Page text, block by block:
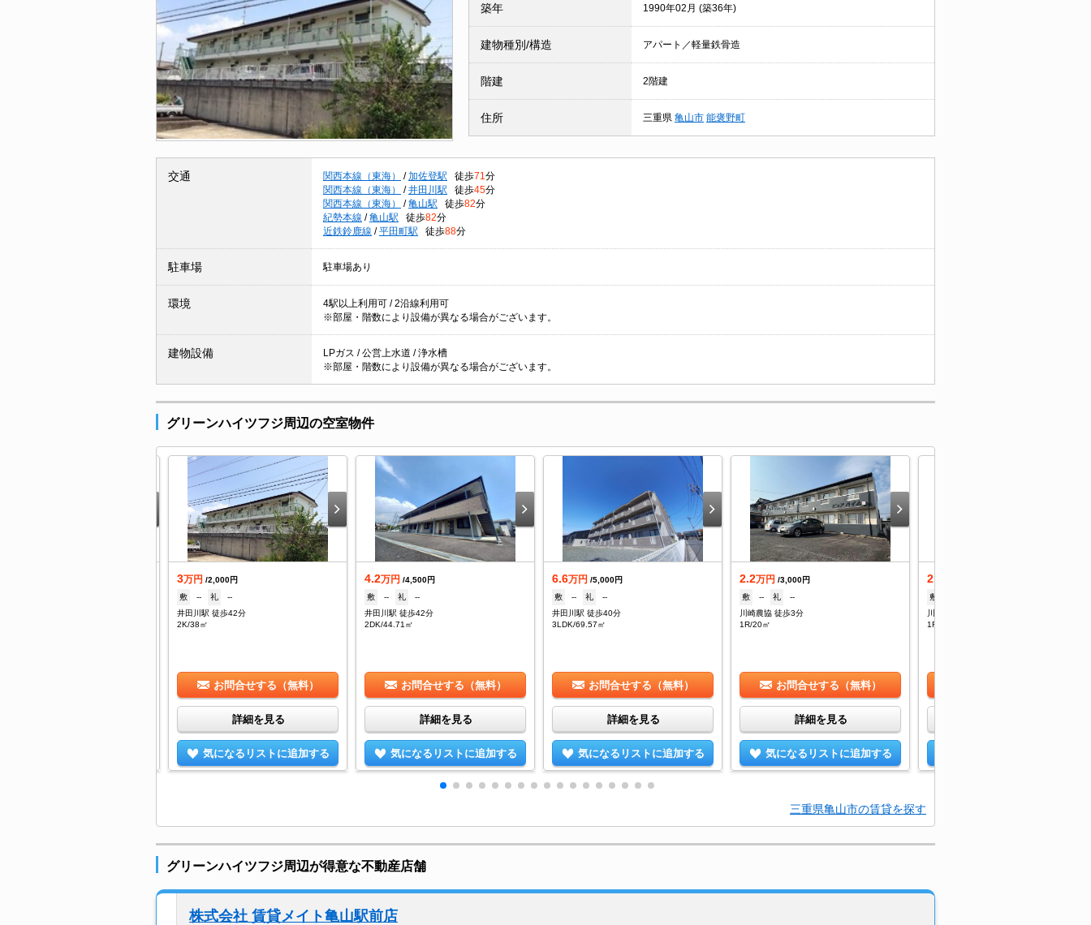
築年 1990年02月 (築36年)
建物種別/構造 アパート／軽量鉄骨造
階建 2階建
住所 三重県 亀山市 能褒野町
交通 関西本線（東海） / 加佐登駅 徒歩71 分
関西本線（東海）
/ 井田川駅 徒歩45分
関西本線（東海）
/ 亀山駅 徒歩82分
紀勢本線 / 亀山駅 徒歩82分
近鉄鈴鹿線 / 平田町駅 徒歩88分
駐車場 駐車場あり
環境
4駅以上利用可 / 2沿線利用可
※部屋・階数により設備が異なる場合がございます。
建物設備
LPガス / 公営上水道 / 浄水槽
※部屋・階数により設備が異なる場合がございます。
グリーンハイツフジ周辺の空室物件
3万円 /2,000円
敷
-- 礼
--
井田川駅 徒歩42分
2K/38㎡
お問合せする（無料）
詳細を見る
気になるリストに追加する
4.2万円 /4,500円
敷
-- 礼
--
井田川駅 徒歩42分
2DK/44.71㎡
お問合せする（無料）
詳細を見る
気になるリストに追加する
6.6万円 /5,000円
敷
-- 礼
--
井田川駅 徒歩40分
3LDK/69.57㎡
お問合せする（無料）
詳細を見る
気になるリストに追加する
2.2万円 /3,000円
敷
-- 礼
--
川崎農協 徒歩3分
1R/20㎡
お問合せする（無料）
詳細を見る
気になるリストに追加する
2.2
敷
川崎農協 徒歩3分
1R/20㎡
三重県亀山市の賃貸を探す
グリーンハイツフジ周辺が得意な不動産店舗
株式会社 賃貸メイト亀山駅前店